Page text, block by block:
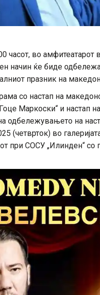
часот, во
начин ќе биде
празник на
со настап на
Маркоски“ и настап
одбележувањето на
(четврток) во
при СОСУ „Илинден“ со